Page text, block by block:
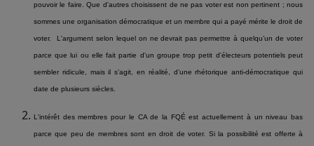
pouvoir le faire. Que d'autres choisissent de ne pas voter est non pertinent ; nous
sommes une organisation démocratique et un membre qui a payé mérite le droit de
voter. L'argument selon lequel on ne devrait pas permettre à quelqu’un de voter
parce que lui ou elle fait partie d'un groupe trop petit d'électeurs potentiels peut
sembler ridicule, mais il s’agit, en réalité, d’une rhétorique anti-démocratique qui
date de plusieurs siècles.
L'intérêt des membres pour le CA de la FQÉ est actuellement à un niveau bas
parce que peu de membres sont en droit de voter. Si la possibilité est offerte à